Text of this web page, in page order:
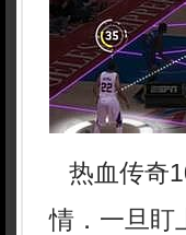
热血传奇
情．一旦盯